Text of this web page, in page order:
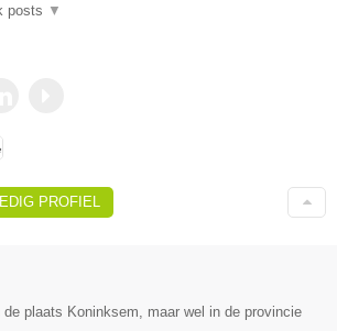
posts ▼
PROFIEL
plaats Koninksem, maar wel in de provincie